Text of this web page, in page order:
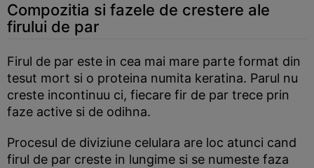
Compozitia si fazele de crestere ale
firului de par
Firul de par este in cea mai mare parte format din
tesut mort si o proteina numita keratina. Parul nu
creste incontinuu ci, fiecare fir de par trece prin
faze active si de odihna.
Procesul de diviziune celulara are loc atunci cand
firul de par creste in lungime si se numeste faza